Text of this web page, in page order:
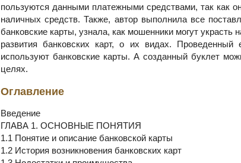
пользуются данными платежными средствами, так как
наличных средств. Также, автор выполнила все
банковские карты, узнала, как мошенники могут украсть
развития банковских карт, о их видах.
используют банковские карты. А созданный буклет
целях.
Оглавление
Введение
ГЛАВА 1. ОСНОВНЫЕ ПОНЯТИЯ
1.1 Понятие и описание банковской карты
1.2 История возникновения банковских карт